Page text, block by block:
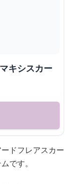
キシスカー
ドフレアスカー
です。